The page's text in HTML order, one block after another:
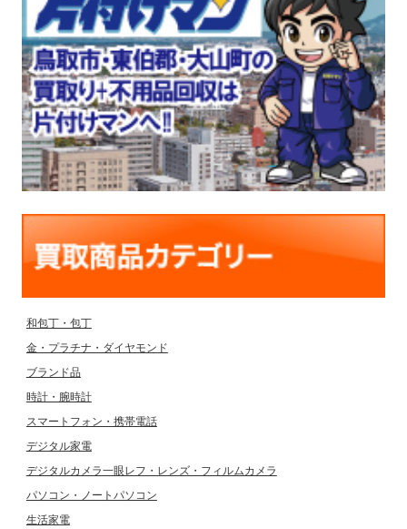
和包丁・包丁
金・プラチナ・ダイヤモンド
ブランド品
時計・腕時計
スマートフォン・携帯電話
デジタル家電
デジタルカメラ一眼レフ・レンズ・フィルムカメラ
パソコン・ノートパソコン
生活家電